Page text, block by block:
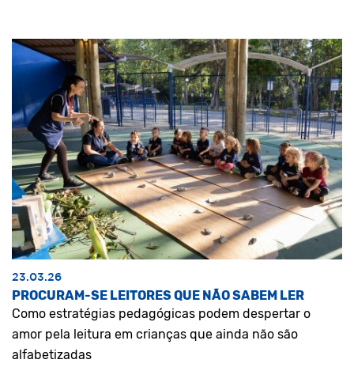
23.03.26
PROCURAM-SE LEITORES QUE NÃO SABEM LER
Como estratégias pedagógicas podem despertar o
amor pela leitura em crianças que ainda não são
alfabetizadas